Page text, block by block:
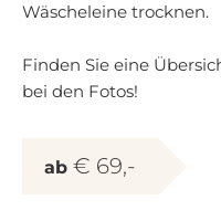
Wäscheleine trocknen.
Finden Sie eine
bei den Fotos!
ab € 69,-